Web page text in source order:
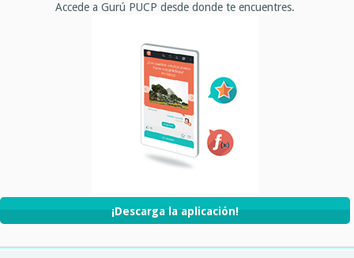
Accede a Gurú PUCP desde donde te encuentres.
¡Descarga la aplicación!